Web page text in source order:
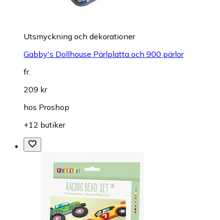
Utsmyckning och dekorationer
Gabby's Dollhouse Pärlplatta och 900 pärlor
fr.
209 kr
hos Proshop
+12 butiker